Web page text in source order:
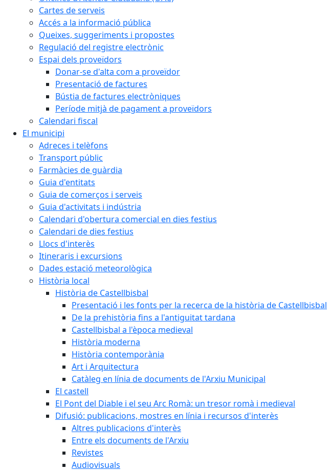
Cartes de serveis
Accés a la informació pública
Queixes, suggeriments i propostes
Regulació del registre electrònic
Espai dels proveïdors
Donar-se d'alta com a proveïdor
Presentació de factures
Bústia de factures electròniques
Període mitjà de pagament a proveïdors
Calendari fiscal
El municipi
Adreces i telèfons
Transport públic
Farmàcies de guàrdia
Guia d'entitats
Guia de comerços i serveis
Guia d'activitats i indústria
Calendari d'obertura comercial en dies festius
Calendari de dies festius
Llocs d'interès
Itineraris i excursions
Dades estació meteorològica
Història local
Història de Castellbisbal
Presentació i les fonts per la recerca de la història de Castellbisbal
De la prehistòria fins a l'antiguitat tardana
Castellbisbal a l'època medieval
Història moderna
Història contemporània
Art i Arquitectura
Catàleg en línia de documents de l'Arxiu Municipal
El castell
El Pont del Diable i el seu Arc Romà: un tresor romà i medieval
Difusió: publicacions, mostres en línia i recursos d'interès
Altres publicacions d'interès
Entre els documents de l'Arxiu
Revistes
Audiovisuals